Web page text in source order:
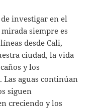
investigar en el
siempre es
desde Cali,
ciudad, la vida
y los
aguas continúan
siguen
creciendo y los